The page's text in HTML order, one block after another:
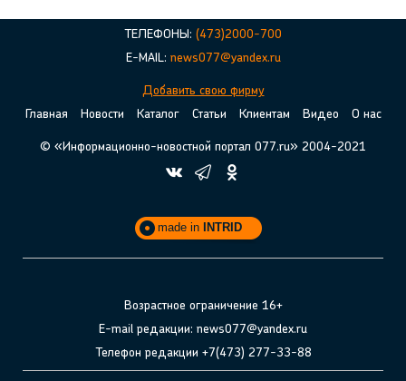
ТЕЛЕФОНЫ: (473)2000-700
E-MAIL: news077@yandex.ru
Добавить свою фирму
Главная
Новости Каталог Статьи Клиентам Видео О нас
© «Информационно-новостной портал 077.ru» 2004-2021
made in INTRID
Возрастное ограничение 16+
E-mail редакции: news077@yandex.ru
Телефон редакции +7(473) 277-33-88